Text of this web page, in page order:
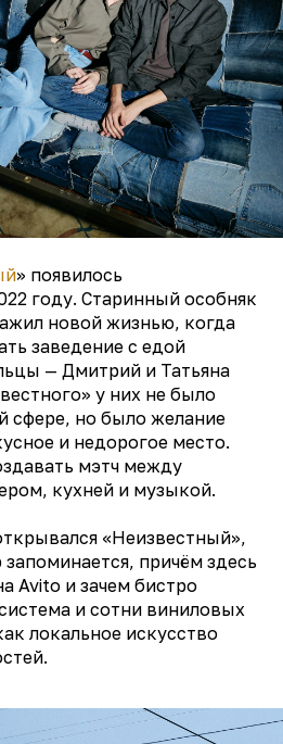
» появилось
году. Старинный особняк
новой жизнью, когда
заведение с едой
— Дмитрий и Татьяна
у них не было
сфере, но было желание
и недорогое место.
мэтч между
кухней и музыкой.
«Неизвестный»,
причём здесь
Avito и зачем бистро
и сотни виниловых
локальное искусство